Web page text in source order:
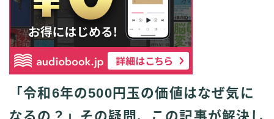
「令和6年の500円玉の価値はなぜ気に